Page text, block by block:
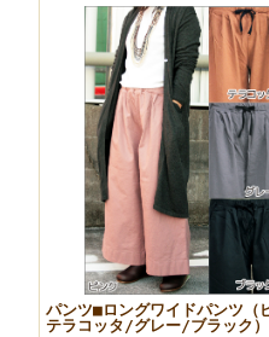
パンツ■ロングワイドパンツ（
テラコッタ/グレー/ブラック